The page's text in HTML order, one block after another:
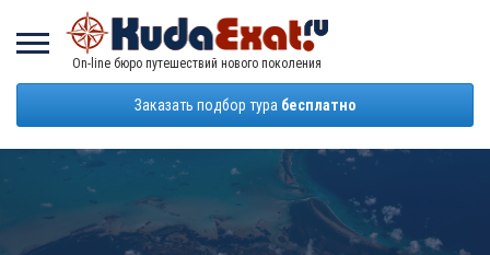
On-line бюро путешествий нового поколения
Заказать подбор тура бесплатно